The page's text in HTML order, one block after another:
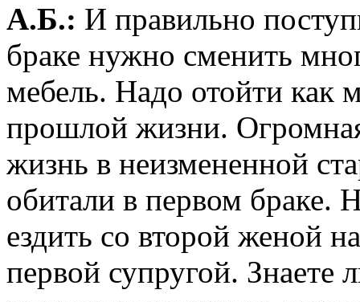
А.Б.: И правильно
браке нужно сменить
мебель. Надо отойти как
прошлой жизни.
жизнь в неизмененной
обитали в первом браке.
ездить со второй женой
первой супругой. Знаете